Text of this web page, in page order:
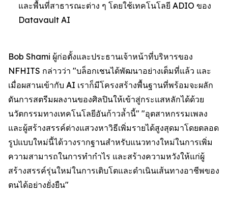
และพื้นที่สาธารณะต่าง ๆ โดยใช้เทคโนโลยี ADIO ของ
Datavault AI
Bob Shami ผู้ก่อตั้งและประธานเจ้าหน้าที่บริหารของ
NFHITS กล่าวว่า "บล็อกเชนได้พัฒนาอย่างเต็มที่แล้ว และ
เมื่อผสานเข้ากับ AI เราก็มีโครงสร้างพื้นฐานที่พร้อมจะผลัก
ดันการสตรีมผลงานของศิลปินให้เข้าสู่กระแสหลักได้ด้วย
นวัตกรรมทางเทคโนโลยีอันก้าวล้ำนี้" "อุตสาหกรรมเพลง
และผู้สร้างสรรค์ต่างแสวงหาวิธีเพิ่มรายได้สูงสุดมาโดยตลอด
รูปแบบใหม่นี้ได้วางรากฐานสำหรับแนวทางใหม่ในการเพิ่ม
ความสามารถในการทำกำไร และสร้างความหวังให้แก่ผู้
สร้างสรรค์รุ่นใหม่ในการเติบโตและดำเนินเส้นทางอาชีพของ
ตนได้อย่างยั่งยืน"